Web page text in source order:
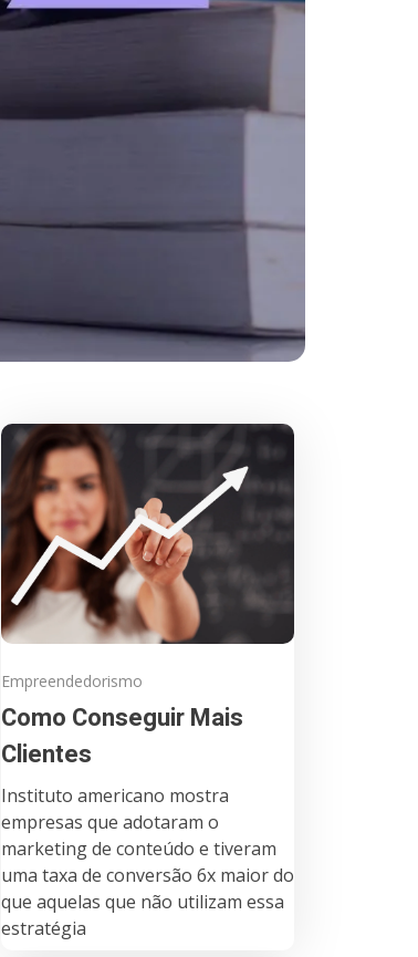
Empreendedorismo
Como Conseguir Mais
Clientes
Instituto americano mostra
empresas que adotaram o
marketing de conteúdo e tiveram
uma taxa de conversão 6x maior do
que aquelas que não utilizam essa
estratégia